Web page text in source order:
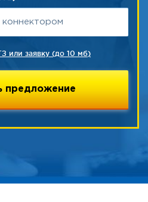
или заявку (до 10 мб)